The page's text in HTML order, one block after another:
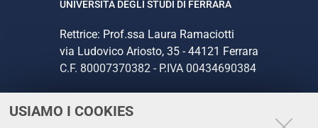
USIAMO I COOKIES
UNIVERSITÀ DEGLI STUDI DI FERRARA
Rettrice: Prof.ssa Laura Ramaciotti
via Ludovico Ariosto, 35 - 44121 Ferrara
C.F. 80007370382 - P.IVA 00434690384
CONTATTI